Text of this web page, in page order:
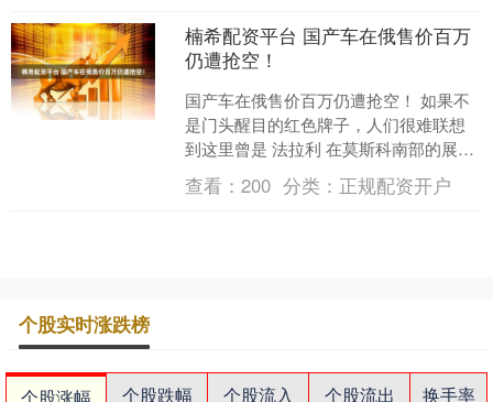
楠希配资平台 国产车在俄售价百万
仍遭抢空！
国产车在俄售价百万仍遭抢空！ 如果不
是门头醒目的红色牌子，人们很难联想
到这里曾是 法拉利 在莫斯科南部的展
厅。 走进展厅中央，原先低趴的意大利
红色超跑，已被一辆....
查看：200 分类： 正规配资开户
个股实时涨跌榜
个股跌幅 个股流入 个股流出 换手率